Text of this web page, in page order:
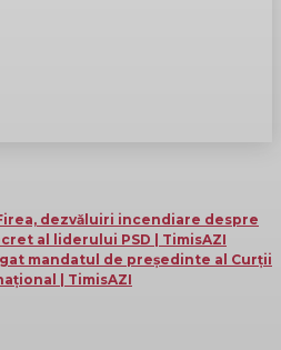
dezvăluiri incendiare despre
al liderului PSD | TimisAZI
mandatul de președinte al Curții
| TimisAZI